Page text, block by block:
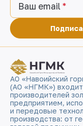
Ваш email
АО «Навоийский
(АО «НГМК»)
производителей
предприятием,
и передовые
производства: от